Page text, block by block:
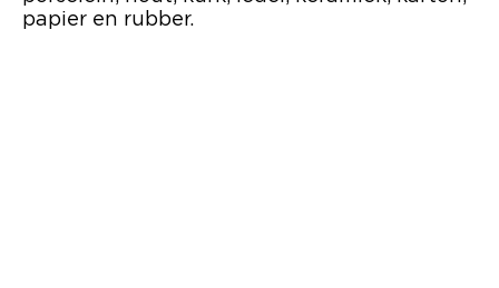
papier en rubber.